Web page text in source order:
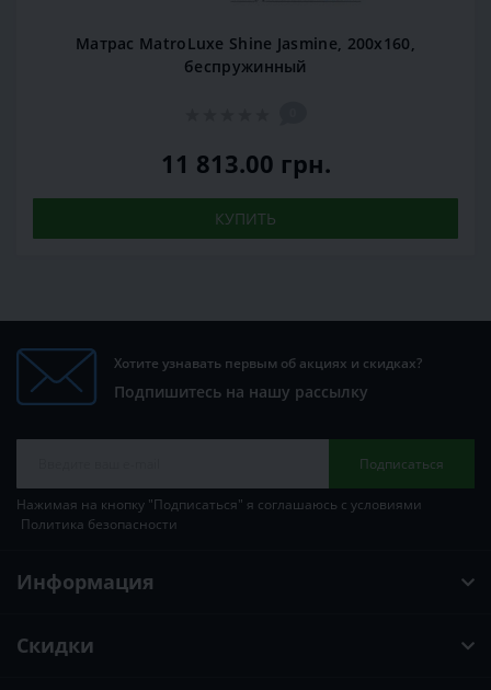
Матрас MatroLuxe Shine Jasmine, 200x160,
беспружинный
11 813.00 грн.
КУПИТЬ
Хотите узнавать первым об акциях и скидках?
Подпишитесь на нашу рассылку
Подписаться
Нажимая на кнопку "Подписаться" я соглашаюсь с условиями
Политика безопасности
Информация
Скидки